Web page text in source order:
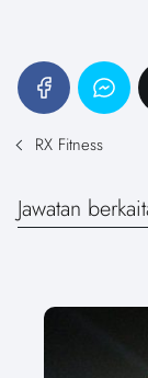
RX Fitness
Jawatan